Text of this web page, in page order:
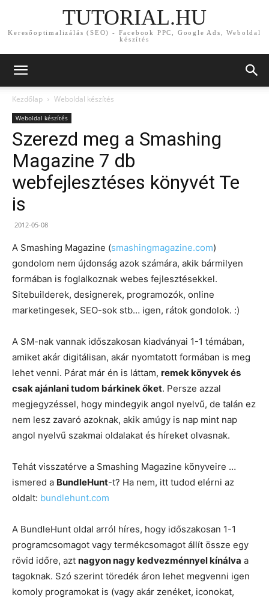
TUTORIAL.HU
Keresőoptimalizálás (SEO) - Facebook PPC, Google Ads, Weboldal
készítés
Kezdőlap Weboldal készítés
Weboldal készítés
Szerezd meg a Smashing
Magazine 7 db
webfejlesztéses könyvét Te
is
2012-05-08
A Smashing Magazine (smashingmagazine.com)
gondolom nem újdonság azok számára, akik bármilyen
formában is foglalkoznak webes fejlesztésekkel.
Sitebuilderek, designerek, programozók, online
marketingesek, SEO-sok stb… igen, rátok gondolok. :)
A SM-nak vannak időszakosan kiadványai 1-1 témában,
amiket akár digitálisan, akár nyomtatott formában is meg
lehet venni. Párat már én is láttam, remek könyvek és
csak ajánlani tudom bárkinek őket. Persze azzal
megjegyzéssel, hogy mindegyik angol nyelvű, de talán ez
nem lesz zavaró azoknak, akik amúgy is nap mint nap
angol nyelvű szakmai oldalakat és híreket olvasnak.
Tehát visszatérve a Smashing Magazine könyveire …
ismered a BundleHunt-t? Ha nem, itt tudod elérni az
oldalt: bundlehunt.com
A BundleHunt oldal arról híres, hogy időszakosan 1-1
programcsomagot vagy termékcsomagot állít össze egy
rövid időre, azt nagyon nagy kedvezménnyel kínálva a
tagoknak. Szó szerint töredék áron lehet megvenni igen
komoly programokat is (vagy akár zenéket, iconokat,